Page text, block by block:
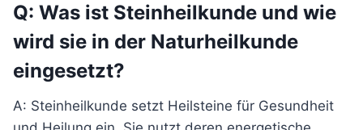
Q: Was ist Steinheilkunde und wie
wird sie in der Naturheilkunde
eingesetzt?
A: Steinheilkunde setzt Heilsteine für Gesundheit